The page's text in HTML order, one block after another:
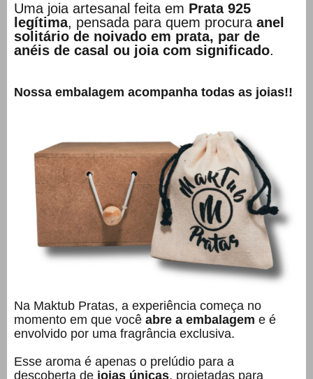
Uma joia artesanal feita em Prata 925
legítima, pensada para quem procura anel
solitário de noivado em prata, par de
anéis de casal ou joia com significado.
Nossa embalagem acompanha todas as joias!!
Na Maktub Pratas, a experiência começa no
momento em que você abre a embalagem e é
envolvido por uma fragrância exclusiva.
Esse aroma é apenas o prelúdio para a
descoberta de joias únicas, projetadas para